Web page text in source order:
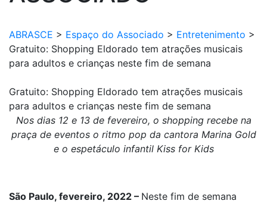
ABRASCE > Espaço do Associado > Entretenimento >
Gratuito: Shopping Eldorado tem atrações musicais
para adultos e crianças neste fim de semana
Gratuito: Shopping Eldorado tem atrações musicais
para adultos e crianças neste fim de semana
Nos dias 12 e 13 de fevereiro, o shopping recebe na
praça de eventos o ritmo pop da cantora Marina Gold
e o espetáculo infantil Kiss for Kids
São Paulo, fevereiro, 2022 – Neste fim de semana